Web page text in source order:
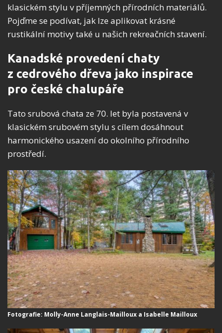
klasickém stylu v příjemných přírodních materiálů.
Pojďme se podívat, jak lze aplikovat krásné
rustikální motivy také u našich rekreačních stavení.
Kanadské provedení chaty
z cedrového dřeva jako inspirace
pro české chalupáře
Tato srubová chata ze 70. let byla postavená v
klasickém srubovém stylu s cílem dosáhnout
harmonického usazení do okolního přírodního
prostředí.
Fotografie: Molly-Anne Langlais-Mailloux a Isabelle Mailloux